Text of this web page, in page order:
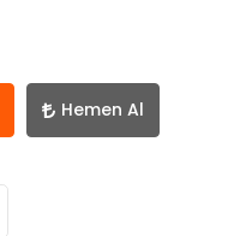
Hemen Al